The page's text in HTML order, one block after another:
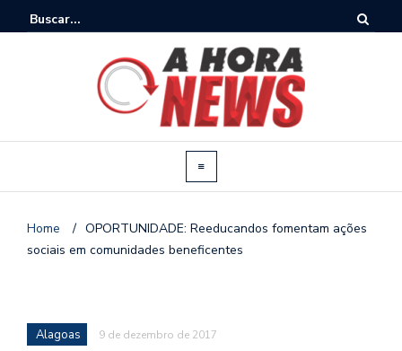
Home / OPORTUNIDADE: Reeducandos fomentam ações
sociais em comunidades beneficentes
Alagoas 9 de dezembro de 2017